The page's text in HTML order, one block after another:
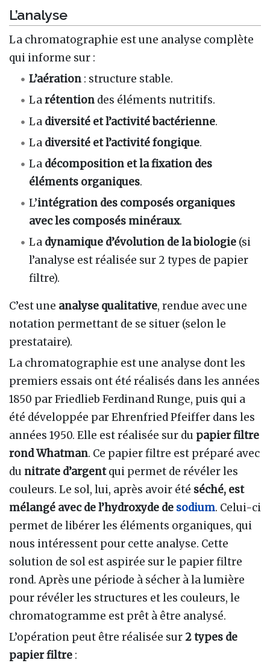
L’analyse
La chromatographie est une analyse complète
qui informe sur :
L’aération : structure stable.
Larétention des éléments nutritifs.
La diversité et l’activité bactérienne.
La diversité et l’activité fongique.
La décomposition et la fixation des
éléments organiques.
L’intégration des composés organiques
avec les composés minéraux.
La dynamique d’évolution de la biologie (si
l’analyse est réalisée sur 2 types de papier
filtre).
C’est une analyse qualitative, rendue avec une
notation permettant de se situer (selon le
prestataire).
La chromatographie est une analyse dont les
premiers essais ont été réalisés dans les années
1850 par Friedlieb Ferdinand Runge, puis qui a
été développée par Ehrenfried Pfeiffer dans les
années 1950. Elle est réalisée sur du papier filtre
rond Whatman. Ce papier filtre est préparé avec
du nitrate d’argentqui permet de révéler les
couleurs. Le sol, lui, après avoir été séché, est
mélangé avec de l’hydroxyde de sodium. Celui-ci
permet de libérer les éléments organiques, qui
nous intéressent pour cette analyse. Cette
solution de sol est aspirée sur le papier filtre
rond. Après une période à sécher à la lumière
pour révéler les structures et les couleurs, le
chromatogramme est prêt à être analysé.
L’opération peut être réalisée sur 2 types de
papier filtre :